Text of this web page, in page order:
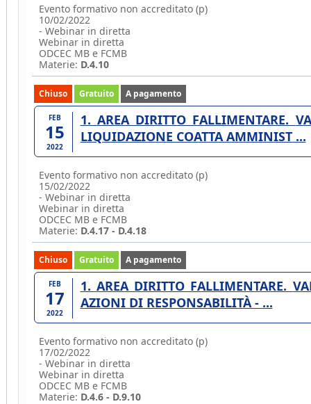
Evento formativo non accreditato (p)
10/02/2022
- Webinar in diretta
Webinar in diretta
ODCEC MB e FCMB
Materie: D.4.10
Chiuso Gratuito A pagamento
FEB
15
2022
1. AREA DIRITTO FALLIMENTARE. VARIE SU PROCEDURE CONCORSUALI - 9. LA
LIQUIDAZIONE COATTA AMMINIST ...
Evento formativo non accreditato (p)
15/02/2022
- Webinar in diretta
Webinar in diretta
ODCEC MB e FCMB
Materie: D.4.17 - D.4.18
Chiuso Gratuito A pagamento
FEB
17
2022
1. AREA DIRITTO FALLIMENTARE. VARIE SU PROCEDURE CONCORSUALI - 10. LE
AZIONI DI RESPONSABILITÀ - ...
Evento formativo non accreditato (p)
17/02/2022
- Webinar in diretta
Webinar in diretta
ODCEC MB e FCMB
Materie: D.4.6 - D.9.10